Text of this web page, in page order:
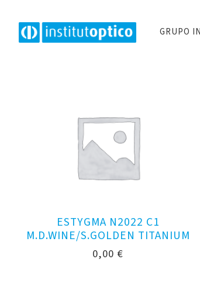
GRUPO
ESTYGMA N2022 C1
M.D.WINE/S.GOLDEN TITANIUM
0,00 €